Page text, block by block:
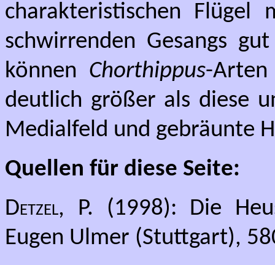
charakteristischen
schwirrenden Gesangs
können Chorthippus-
deutlich größer als diese
Medialfeld und gebräunte
Quellen für diese Seite:
Detzel, P. (1998): Die
Eugen Ulmer (Stuttgart),